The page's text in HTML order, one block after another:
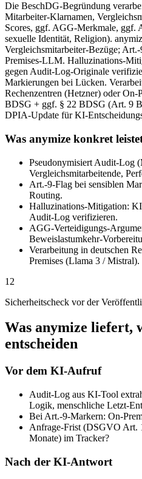
Die BeschDG-Begründung
Mitarbeiter-Klarnamen,
Scores, ggf. AGG-Merkmale, ggf.
sexuelle Identität, Religion).
Vergleichsmitarbeiter-Bezüge;
Premises-LLM. Halluzinations-
gegen Audit-Log-Originale
Markierungen bei Lücken.
Rechenzentren (Hetzner) oder On-
BDSG + ggf. § 22 BDSG (Art. 9
DPIA-Update für KI-
Was anymize konkret
Pseudonymisiert Audit-Log
Vergleichsmitarbeitende,
Art.-9-Flag bei sensiblen
Routing.
Halluzinations-Mitigation:
Audit-Log verifizieren.
AGG-Verteidigungs-
Beweislastumkehr-
Verarbeitung in deutschen
Premises (Llama 3 / Mistral).
12
Sicherheitscheck vor der
Was anymize liefert,
entscheiden
Vor dem KI-Aufruf
Audit-Log aus KI-Tool
Logik, menschliche Letzt-
Bei Art.-9-Markern: On-
Anfrage-Frist (DSGVO Art.
Monate) im Tracker?
Nach der KI-Antwort